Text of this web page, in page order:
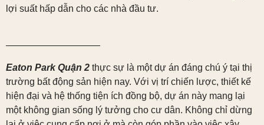
lợi suất hấp dẫn cho các nhà đầu tư.
——————————
Eaton Park Quận 2 thực sự là một dự án đáng chú ý tại thị
trường bất động sản hiện nay. Với vị trí chiến lược, thiết kế
hiện đại và hệ thống tiện ích đồng bộ, dự án này mang lại
một không gian sống lý tưởng cho cư dân. Không chỉ dừng